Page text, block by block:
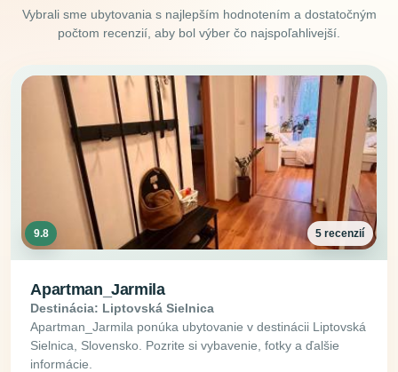
Vybrali sme ubytovania s najlepším hodnotením a dostatočným
počtom recenzií, aby bol výber čo najspoľahlivejší.
9.8 5 recenzií
Apartman_Jarmila
Destinácia: Liptovská Sielnica
Apartman_Jarmila ponúka ubytovanie v destinácii Liptovská
Sielnica, Slovensko. Pozrite si vybavenie, fotky a ďalšie
informácie.